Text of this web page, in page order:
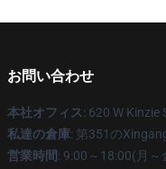
お問い合わせ
本社オフィス: 620 W Kinzie
私達の倉庫: 第351の
営業時間: 9:00～18:00(月～